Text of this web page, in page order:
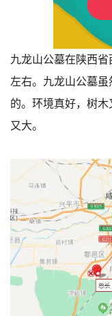
九龙山公墓在陕西
左右。九龙山公墓虽
的。环境真好，树
又大。